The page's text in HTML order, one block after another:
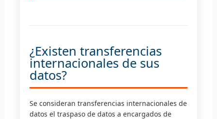
¿Existen transferencias
internacionales de sus
datos?
Se consideran transferencias internacionales de
datos el traspaso de datos a encargados de